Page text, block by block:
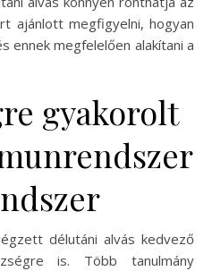
ajánlott megfigyelni, hogyan
ennek megfelelően alakítani a
gyakorolt
délutáni alvás kedvező
is. Több tanulmány